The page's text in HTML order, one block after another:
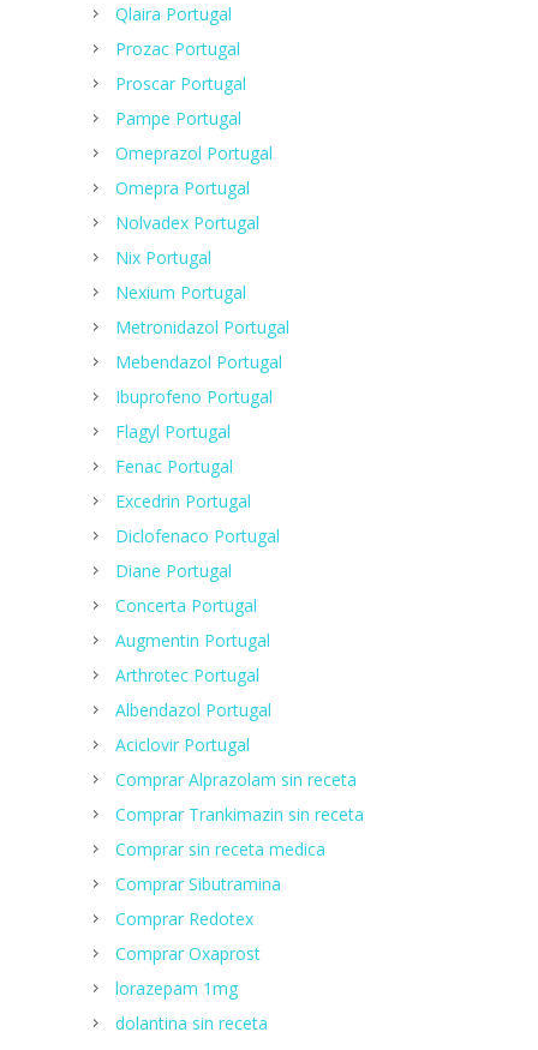
Qlaira Portugal
Prozac Portugal
Proscar Portugal
Pampe Portugal
Omeprazol Portugal
Omepra Portugal
Nolvadex Portugal
Nix Portugal
Nexium Portugal
Metronidazol Portugal
Mebendazol Portugal
Ibuprofeno Portugal
Flagyl Portugal
Fenac Portugal
Excedrin Portugal
Diclofenaco Portugal
Diane Portugal
Concerta Portugal
Augmentin Portugal
Arthrotec Portugal
Albendazol Portugal
Aciclovir Portugal
Comprar Alprazolam sin receta
Comprar Trankimazin sin receta
Comprar sin receta medica
Comprar Sibutramina
Сomprar Redotex
Comprar Oxaprost
lorazepam 1mg
dolantina sin receta